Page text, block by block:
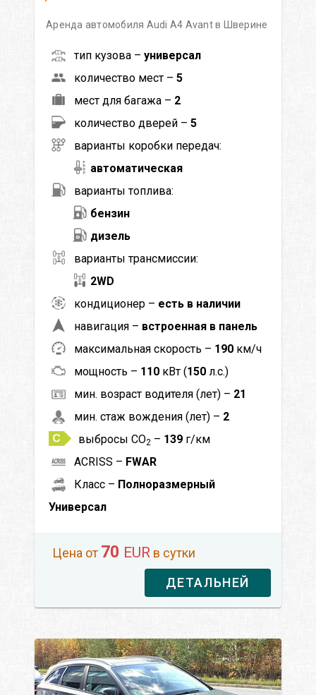
Аренда автомобиля Audi A4 Avant в Шверине
тип кузова – универсал
количество мест – 5
мест для багажа – 2
количество дверей – 5
варианты коробки передач:
автоматическая
варианты топлива:
бензин
дизель
варианты трансмиссии:
2WD
кондиционер – есть в наличии
навигация – встроенная в панель
максимальная скорость – 190 км/ч
мощность – 110 кВт (150 л.с.)
мин. возраст водителя (лет) – 21
мин. стаж вождения (лет) – 2
выбросы CO2 – 139 г/км
ACRISS – FWAR
Класс – Полноразмерный
Универсал
Цена от 70 EUR в сутки
ДЕТАЛЬНЕЙ